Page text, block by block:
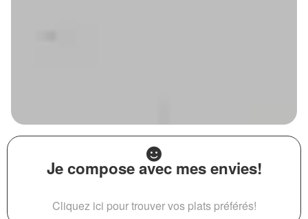
Je compose avec mes envies!
Cliquez ici pour trouver vos plats préférés!